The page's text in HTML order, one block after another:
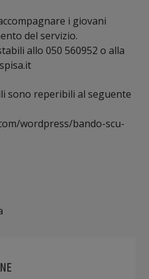
i giovani
del servizio.
allo 050 560952 o alla
sono reperibili al seguente
wordpress/bando-scu-